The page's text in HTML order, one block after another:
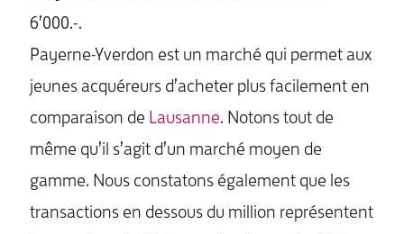
6’000.-.
Payerne-Yverdon est un marché qui permet aux
jeunes acquéreurs d’acheter plus facilement en
comparaison de Lausanne. Notons tout de
même qu’il s’agit d’un marché moyen de
gamme. Nous constatons également que les
transactions en dessous du million représentent